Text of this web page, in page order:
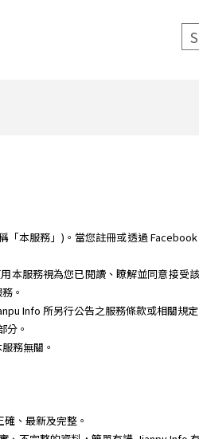
本服務」)。當您註冊或透過
本服務視為您已閱讀、瞭解並同意接受
。
Info 所另行公告之服務條款或相關規定
分。
務無關。
、最新及完整。